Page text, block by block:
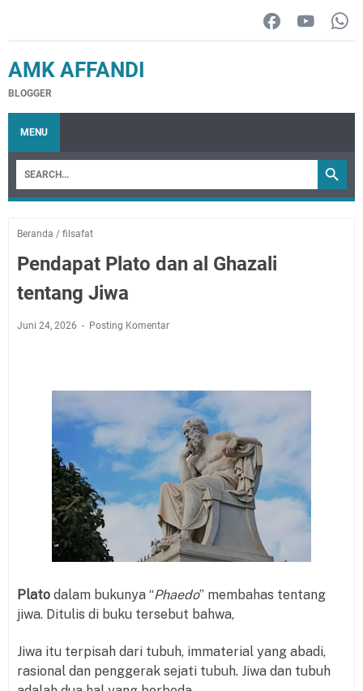
AMK AFFANDI
BLOGGER
MENU
Beranda / filsafat
Pendapat Plato dan al Ghazali
tentang Jiwa
Juni 24, 2026 Posting Komentar
Plato dalam bukunya “Phaedo” membahas tentang
jiwa. Ditulis di buku tersebut bahwa,
Jiwa itu terpisah dari tubuh, immaterial yang abadi,
rasional dan penggerak sejati tubuh. Jiwa dan tubuh